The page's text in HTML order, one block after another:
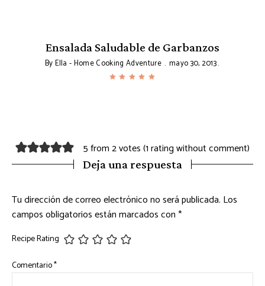
Ensalada Saludable de Garbanzos
ByElla - Home Cooking Adventure mayo 30, 2013
5 from 2 votes (1 rating without comment)
Deja una respuesta
Tu dirección de correo electrónico no será publicada. Los
campos obligatorios están marcados con*
Recipe Rating
Comentario*